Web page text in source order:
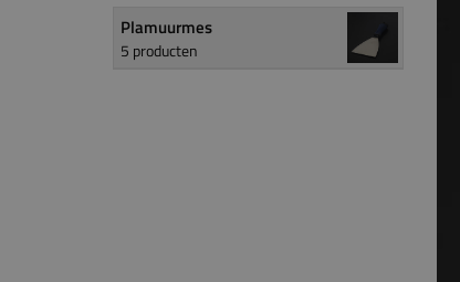
Plamuurmes
5 producten